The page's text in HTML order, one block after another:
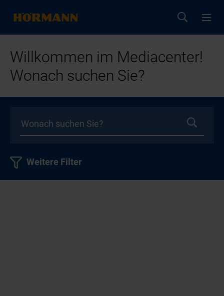
Willkommen im Mediacenter!
Wonach suchen Sie?
Weitere Filter